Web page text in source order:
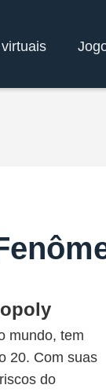
mundo, tem
20. Com suas
do